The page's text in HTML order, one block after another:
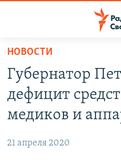
упрощенного
доступа
Вернуться
основному
Вернутся
ПРОГРАММЫ
ПОДКАСТЫ
АВТОРСКИЕ ПРОЕКТЫ
МНЕНИЯ
НОВОСТИ
Губернатор
дефицит
медиков и
21 апреля 2020